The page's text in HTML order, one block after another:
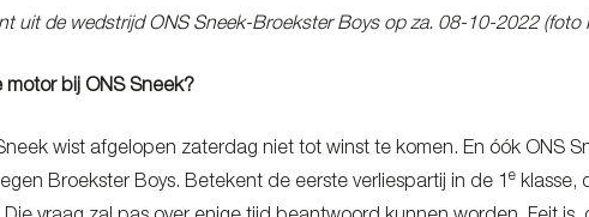
uit de wedstrijd ONS Sneek-Broekster Boys op za. 08-10-2022 (foto
motor bij ONS Sneek?
wist afgelopen zaterdag niet tot winst te komen. En óók ONS
Broekster Boys. Betekent de eerste verliespartij in de 1e klasse,